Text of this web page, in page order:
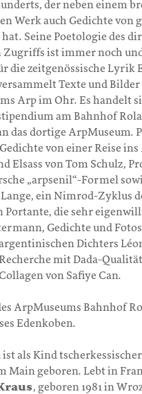
der neben einem
Werk auch Gedichte von
Seine Poetologie des
Zugriffs ist immer noch
die zeitgenössische Lyrik
Texte und
Arp im Ohr. Es handelt
am Bahnhof
das dortige ArpMuseum.
von einer Reise ins
Elsass von Tom Schulz,
„arpsenil“-Formel
ein Nimrod-Zyklus
Portante, die sehr
Gedichte und
Dichters
mit Dada-
von Safiye Can.
ArpMuseums Bahnhof
Edenkoben.
ist als Kind
Main geboren. Lebt in
, geboren 1981 in